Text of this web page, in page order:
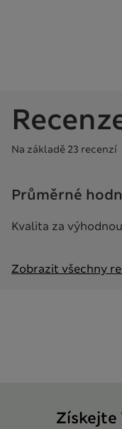
Na základě 23 recenzí
Průměrné
Kvalita za
Zobrazit všechny
Získejte